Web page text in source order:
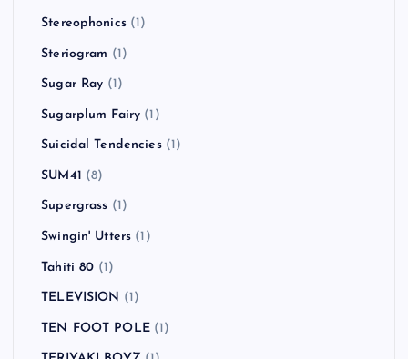
Stereophonics(1)
Steriogram (1)
Sugar Ray (1)
Sugarplum Fairy (1)
Suicidal Tendencies(1)
SUM41 (8)
Supergrass (1)
Swingin' Utters (1)
Tahiti 80 (1)
TELEVISION (1)
TEN FOOT POLE(1)